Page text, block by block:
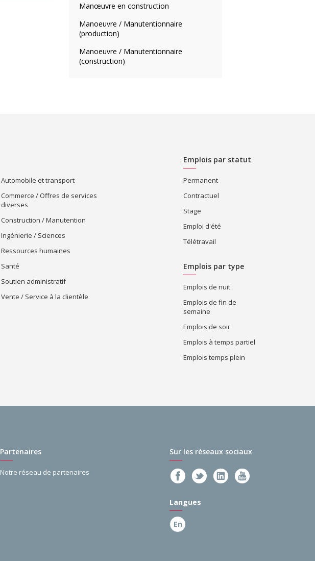
Manœuvre en construction
Manoeuvre / Manutentionnaire
(production)
Manoeuvre / Manutentionnaire
(construction)
Automobile et transport
Commerce / Offres de services
diverses
Construction / Manutention
Ingénierie / Sciences
Ressources humaines
Santé
Soutien administratif
Vente / Service à la clientèle
Emplois par statut
Permanent
Contractuel
Stage
Emploi d'été
Télétravail
Emplois par type
Emplois de nuit
Emplois de fin de
semaine
Emplois de soir
Emplois à temps partiel
Emplois temps plein
Partenaires
Notre réseau de partenaires
Sur les réseaux sociaux
Langues
En